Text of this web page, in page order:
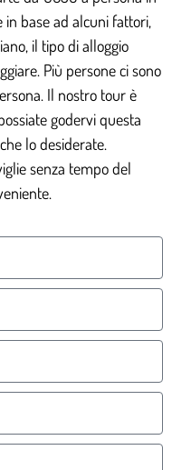
base ad alcuni fattori,
il tipo di alloggio
Più persone ci sono
Il nostro tour è
godervi questa
lo desiderate.
senza tempo del